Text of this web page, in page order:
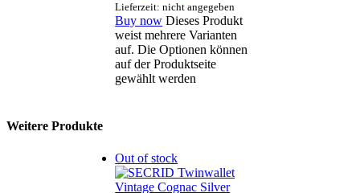
Lieferzeit: nicht angegeben
Buy now Dieses Produkt
weist mehrere Varianten
auf. Die Optionen können
auf der Produktseite
gewählt werden
Weitere Produkte
Out of stock